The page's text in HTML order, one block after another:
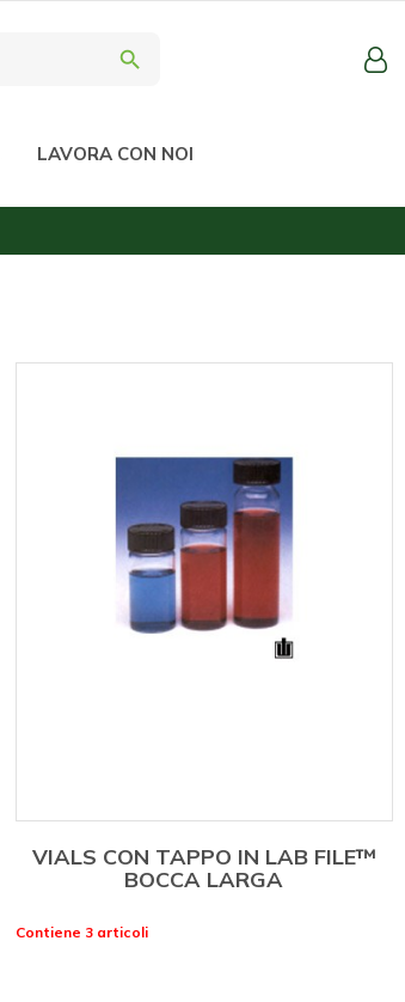
search
LAVORA CON NOI
VIALS CON TAPPO IN LAB FILE™
BOCCA LARGA
Contiene 3 articoli